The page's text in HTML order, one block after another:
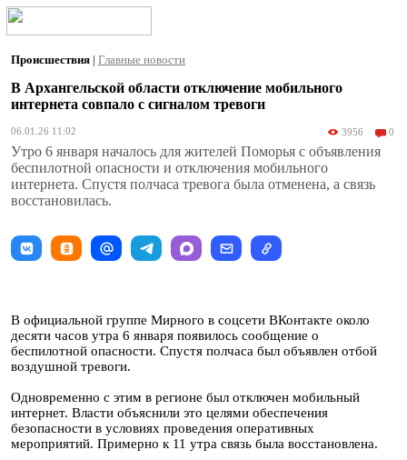
Происшествия | Главные новости
В Архангельской области отключение мобильного
интернета совпало с сигналом тревоги
06.01.26 11:02 3956 0
Утро 6 января началось для жителей Поморья с объявления
беспилотной опасности и отключения мобильного
интернета. Спустя полчаса тревога была отменена, а связь
восстановилась.
В официальной группе Мирного в соцсети ВКонтакте около
десяти часов утра 6 января появилось сообщение о
беспилотной опасности. Спустя полчаса был объявлен отбой
воздушной тревоги.
Одновременно с этим в регионе был отключен мобильный
интернет. Власти объяснили это целями обеспечения
безопасности в условиях проведения оперативных
мероприятий. Примерно к 11 утра связь была восстановлена.